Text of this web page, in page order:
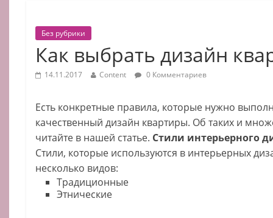
Без рубрики
Как выбрать дизайн
14.11.2017 Content 0 Комментариев
Есть конкретные правила, которые нужно
качественный дизайн квартиры. Об таких и
читайте в нашей статье. Стили интерьерного
Стили, которые используются в интерьерных
несколько видов:
Традиционные
Этнические